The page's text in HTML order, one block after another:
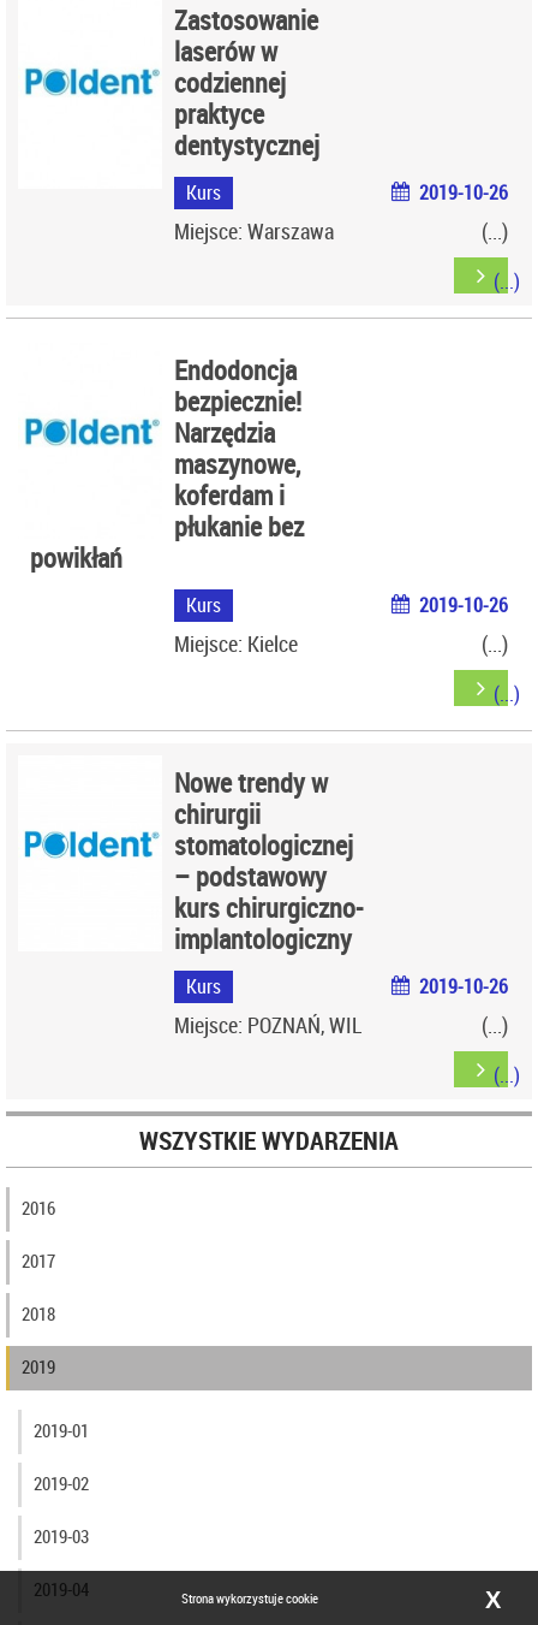
Zastosowanie
laserów w
codziennej
praktyce
dentystycznej
Kurs 2019-10-26
Miejsce: Warszawa
Endodoncja
bezpiecznie!
Narzędzia
maszynowe,
koferdam i
płukanie bez
powikłań
Kurs 2019-10-26
Miejsce: Kielce
Nowe trendy w
chirurgii
stomatologicznej
– podstawowy
kurs chirurgiczno-
implantologiczny
Kurs 2019-10-26
Miejsce: POZNAŃ, WIL
WSZYSTKIE WYDARZENIA
2016
2017
2018
2019
2019-01
2019-02
2019-03
2019-04 Strona wykorzystuje cookie X